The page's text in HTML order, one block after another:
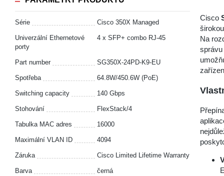
Série Cisco 350X Managed
Univerzální Ethernetové
porty
4 x SFP+ combo RJ-45
Part number SG350X-24PD-K9-EU
Spotřeba 64.8W/450.6W (PoE)
Switching capacity 140 Gbps
Stohování FlexStack/4
Tabulka MAC adres 16000
Maximální VLAN ID 4094
Záruka Cisco Limited Lifetime Warranty
Barva černá
Cisco
Na